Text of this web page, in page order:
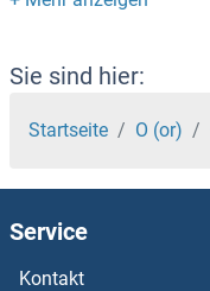
OR1F1 ELISA Kits
OR1E2 ELISA Kits
OR1E1 ELISA Kits
OR1D5 ELISA Kits
OR1D2 ELISA Kits
Sie sind hier:
Startseite O (or)
Service
Kontakt